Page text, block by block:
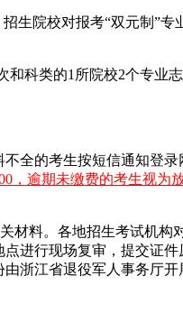
生院校对报考“双元制”专
和科类的1所院校2个专业
全的考生按短信通知登
，逾期未缴费的考生视为
材料。各地招生考试机构
进行现场复审，提交证
浙江省退役军人事务厅